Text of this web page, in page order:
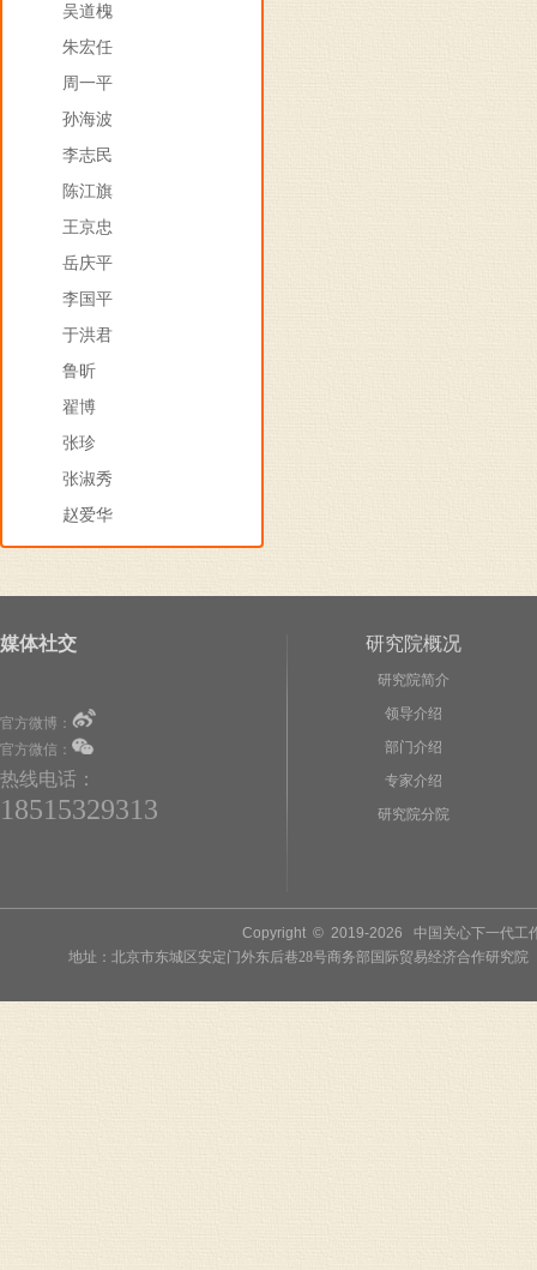
吴道槐
朱宏任
周一平
孙海波
李志民
陈江旗
王京忠
岳庆平
李国平
于洪君
鲁昕
翟博
张珍
张淑秀
赵爱华
媒体社交
官方微博：
官方微信：
热线电话：
18515329313
研究院概况
研究院简介
领导介绍
部门介绍
专家介绍
研究院分院
Copyright © 2019-2026
中国关心下一代工
地址：北京市东城区安定门外东后巷28号商务部国际贸易经济合作研究